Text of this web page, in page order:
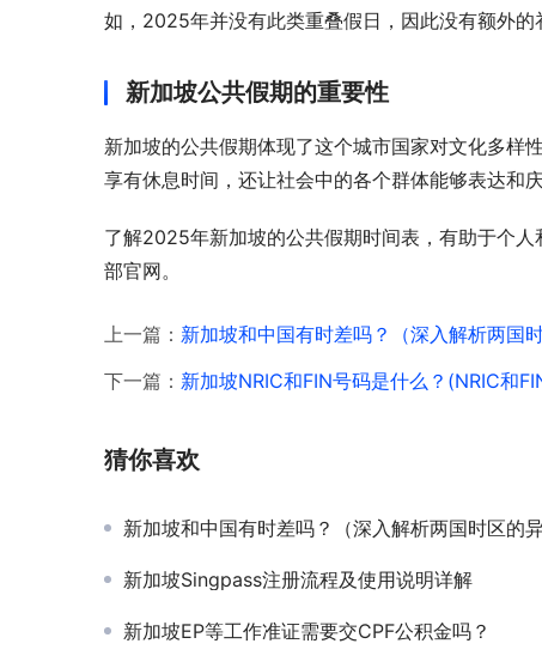
如，2025年并没有此类重叠假日，因此没有额外的
新加坡公共假期的重要性
新加坡的公共假期体现了这个城市国家对文化多样
享有休息时间，还让社会中的各个群体能够表达和
了解2025年新加坡的公共假期时间表，有助于个
部官网。
上一篇： 新加坡和中国有时差吗？（深入解析两国时
下一篇： 新加坡NRIC和FIN号码是什么？(NRIC和
猜你喜欢
新加坡和中国有时差吗？（深入解析两国时区的异
新加坡Singpass注册流程及使用说明详解
新加坡EP等工作准证需要交CPF公积金吗？